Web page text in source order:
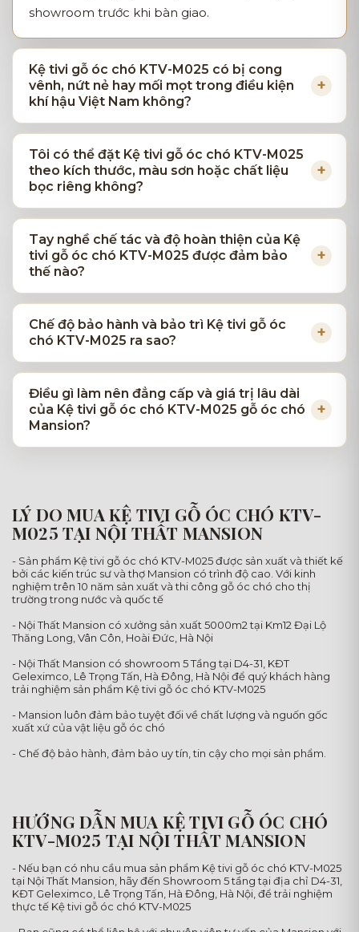
showroom trước khi bàn giao.
Kệ tivi gỗ óc chó KTV-M025 có bị cong
vênh, nứt nẻ hay mối mọt trong điều kiện
khí hậu Việt Nam không?
Tôi có thể đặt Kệ tivi gỗ óc chó KTV-M025
theo kích thước, màu sơn hoặc chất liệu
bọc riêng không?
Tay nghề chế tác và độ hoàn thiện của Kệ
tivi gỗ óc chó KTV-M025 được đảm bảo
thế nào?
Chế độ bảo hành và bảo trì Kệ tivi gỗ óc
chó KTV-M025 ra sao?
Điều gì làm nên đẳng cấp và giá trị lâu dài
của Kệ tivi gỗ óc chó KTV-M025 gỗ óc chó
Mansion?
LÝ DO MUA KỆ TIVI GỖ ÓC CHÓ KTV-
M025 TẠI NỘI THẤT MANSION
- Sản phẩm Kệ tivi gỗ óc chó KTV-M025 được sản xuất và thiết kế
bởi các kiến trúc sư và thợ Mansion có trình độ cao. Với kinh
nghiệm trên 10 năm sản xuất và thi công gỗ óc chó cho thị
trường trong nước và quốc tế
- Nội Thất Mansion có xưởng sản xuất 5000m2 tại Km12 Đại Lộ
Thăng Long, Vân Côn, Hoài Đức, Hà Nội
- Nội Thất Mansion có showroom 5 Tầng tại D4-31, KĐT
Geleximco, Lê Trọng Tấn, Hà Đông, Hà Nội để quý khách hàng
trải nghiệm sản phẩm Kệ tivi gỗ óc chó KTV-M025
- Mansion luôn đảm bảo tuyệt đối về chất lượng và nguốn gốc
xuất xứ của vật liệu gỗ óc chó
- Chế độ bảo hành, đảm bảo uy tín, tin cậy cho mọi sản phẩm.
HƯỚNG DẪN MUA KỆ TIVI GỖ ÓC CHÓ
KTV-M025 TẠI NỘI THẤT MANSION
- Nếu bạn có nhu cầu mua sản phẩm Kệ tivi gỗ óc chó KTV-M025
tại Nội Thất Mansion, hãy đến Showroom 5 tầng tại địa chỉ D4-31,
KĐT Geleximco, Lê Trọng Tấn, Hà Đông, Hà Nội, để trải nghiệm
thực tế Kệ tivi gỗ óc chó KTV-M025